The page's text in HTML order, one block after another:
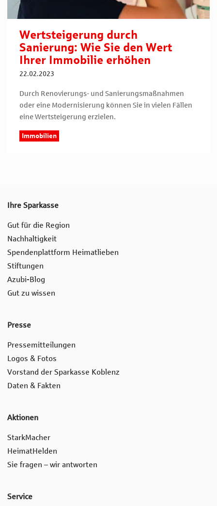
Wertsteigerung durch
Sanierung: Wie Sie den Wert
Ihrer Immobilie erhöhen
22.02.2023
Durch Renovierungs- und Sanierungsmaßnahmen
oder eine Modernisierung können Sie in vielen Fällen
eine Wertsteigerung erzielen.
Immobilien
Ihre Sparkasse
Gut für die Region
Nachhaltigkeit
Spendenplattform Heimatlieben
Stiftungen
Azubi-Blog
Gut zu wissen
Presse
Pressemitteilungen
Logos & Fotos
Vorstand der Sparkasse Koblenz
Daten & Fakten
Aktionen
StarkMacher
HeimatHelden
Sie fragen – wir antworten
Service